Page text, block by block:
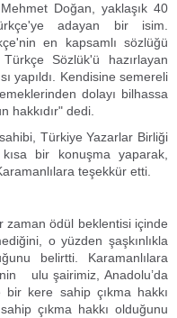
Doğan, yaklaşık 40
adayan bir isim.
en kapsamlı sözlüğü
Sözlük'ü hazırlayan
yapıldı. Kendisine semereli
dolayı bilhassa
hakkıdır" dedi.
Türkiye Yazarlar Birliği
bir konuşma yaparak,
teşekkür etti.
zaman ödül beklentisi içinde
o yüzden şaşkınlıkla
belirtti. Karamanlılara
ulu şairimiz, Anadolu’da
bir kere sahip çıkma hakkı
çıkma hakkı olduğunu